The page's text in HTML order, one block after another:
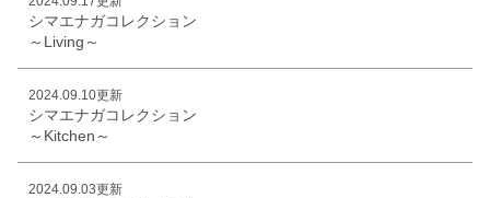
シマエナガコレクション
～Living～
2024.09.10更新
シマエナガコレクション
～Kitchen～
2024.09.03更新